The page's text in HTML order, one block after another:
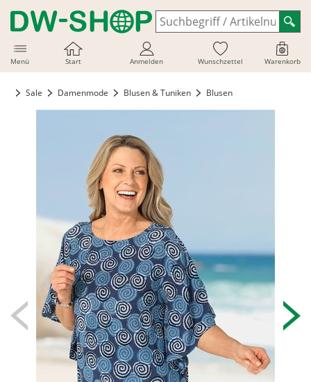
Menü Start Anmelden Wunschzettel Warenkorb
Sale Damenmode Blusen & Tuniken Blusen